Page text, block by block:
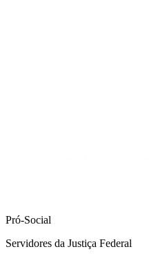
Pró-Social
Servidores da Justiça Federal